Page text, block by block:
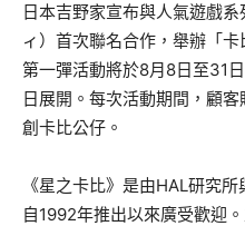
日本吉野家宣布與人氣遊戲
ィ）首次聯名合作，舉辦「
第一彈活動將於8月8日至31
日展開。每次活動期間，顧
創卡比公仔。
《星之卡比》是由HAL研究
自1992年推出以來廣受歡迎